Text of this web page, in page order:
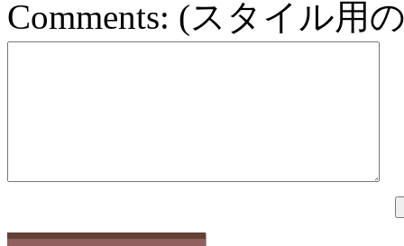
Comments: (スタイル用